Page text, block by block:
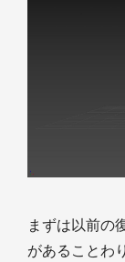
まずは以前の
があることわ